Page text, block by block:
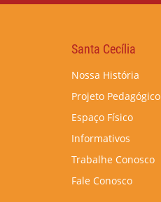
Santa Cecília
Nossa História
Projeto Pedagógico
Espaço Físico
Informativos
Trabalhe Conosco
Fale Conosco